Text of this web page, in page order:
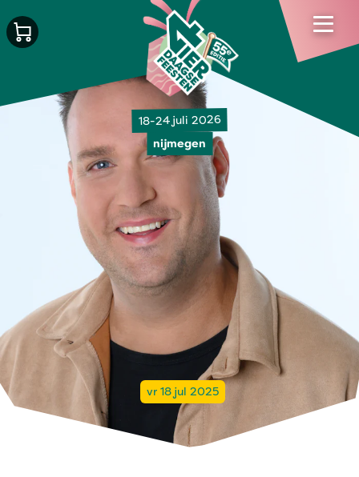
18-24 juli 2026
nijmegen
vr 18 jul 2025